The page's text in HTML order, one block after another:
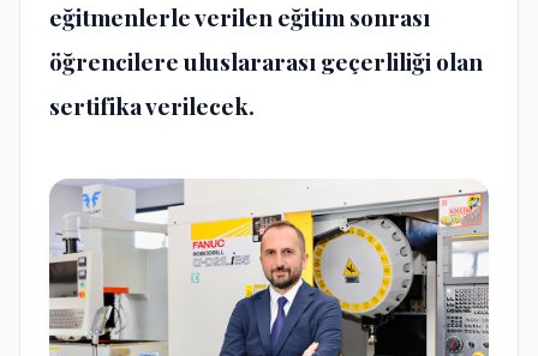
eğitmenlerle verilen eğitim sonrası
öğrencilere uluslararası geçerliliği olan
sertifika verilecek.